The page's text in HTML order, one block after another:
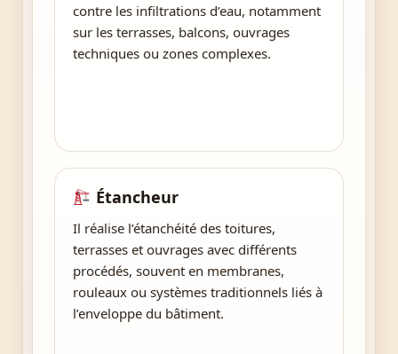
contre les infiltrations d’eau, notamment
sur les terrasses, balcons, ouvrages
techniques ou zones complexes.
Étancheur
Il réalise l’étanchéité des toitures,
terrasses et ouvrages avec différents
procédés, souvent en membranes,
rouleaux ou systèmes traditionnels liés à
l’enveloppe du bâtiment.